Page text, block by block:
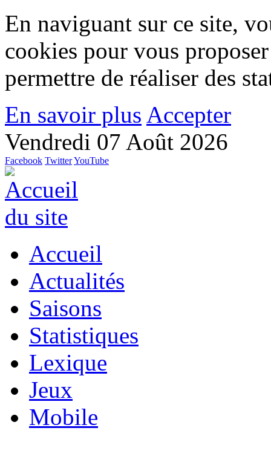
En naviguant sur ce site,
cookies pour vous
permettre de réaliser des
En savoir plus Accepter
Vendredi 07 Août 2026
Facebook TwitterYouTube
Accueil
Actualités
Saisons
Statistiques
Lexique
Jeux
Mobile